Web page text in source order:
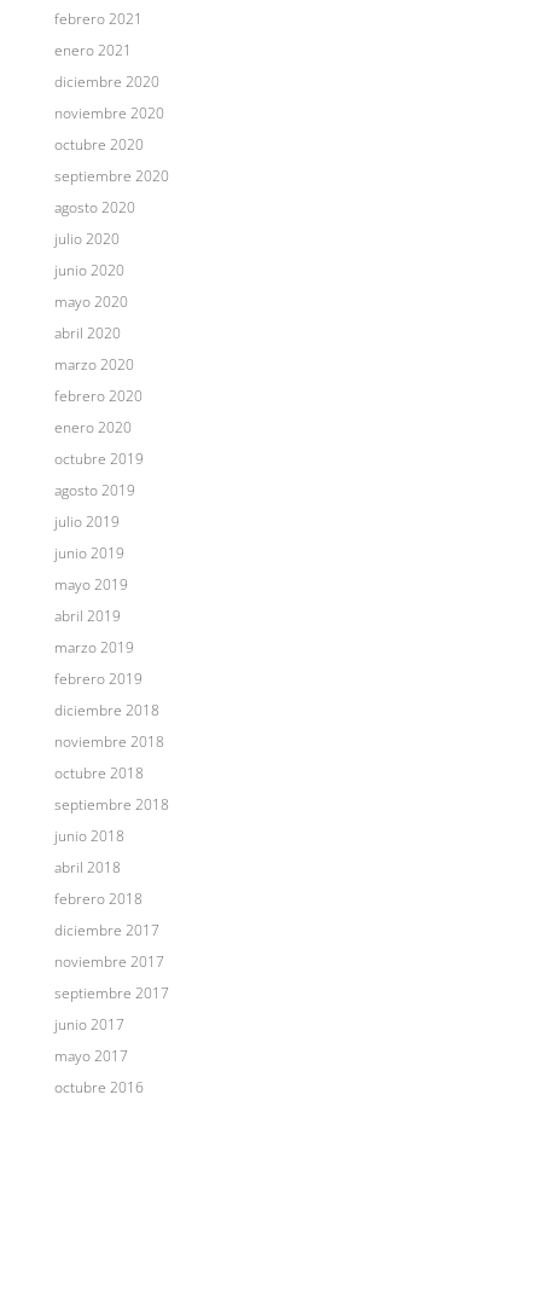
febrero 2021
enero 2021
diciembre 2020
noviembre 2020
octubre 2020
septiembre 2020
agosto 2020
julio 2020
junio 2020
mayo 2020
abril 2020
marzo 2020
febrero 2020
enero 2020
octubre 2019
agosto 2019
julio 2019
junio 2019
mayo 2019
abril 2019
marzo 2019
febrero 2019
diciembre 2018
noviembre 2018
octubre 2018
septiembre 2018
junio 2018
abril 2018
febrero 2018
diciembre 2017
noviembre 2017
septiembre 2017
junio 2017
mayo 2017
octubre 2016